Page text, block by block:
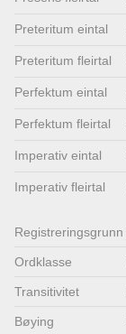
Preteritum eintal
Preteritum fleirtal
Perfektum eintal
Perfektum fleirtal
Imperativ eintal
Imperativ fleirtal
Registrerings­grunn
Ordklasse
Transitivitet
Bøying
oss